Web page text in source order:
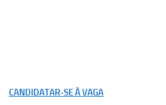
CANDIDATAR-SE À VAGA